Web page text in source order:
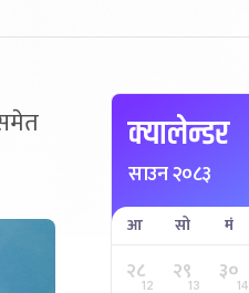
क्यालेन्डर
साउन २०८३
आ सो मं
२८12 २९13 ३०14